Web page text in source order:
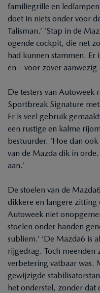
familiegrille en
doet in niets onder voor
Talisman.’ ‘Stap in de
ogende cockpit, die net
had kunnen stammen. Er
en – voor zover aanwezig
De testers van Autoweek
Sportbreak Signature
Er is veel gebruik
een rustige en kalme
bestuurder. ‘Hoe dan
van de Mazda dik in
aan.’
De stoelen van de
dikkere en langere zitting
Autoweek niet
stoelen onder handen
subliem.’ ‘De Mazda6 is
rijgedrag. Toch meenden
verbetering vatbaar was.
gewijzigde
het onderstel, zonder dat